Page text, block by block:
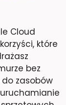
Cloud
które
bez
zasobów